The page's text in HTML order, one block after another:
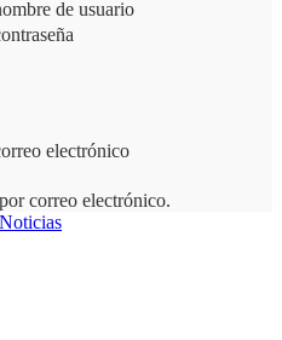
de usuario
electrónico
correo electrónico.